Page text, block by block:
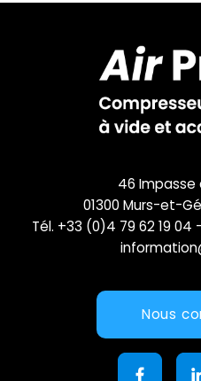
46 Impasse
01300 Murs-et-
Tél. +33 (0)4 79 62 19 04
Nous